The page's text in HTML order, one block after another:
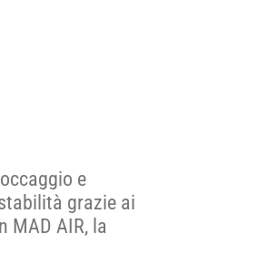
e
grazie ai
MAD AIR, la